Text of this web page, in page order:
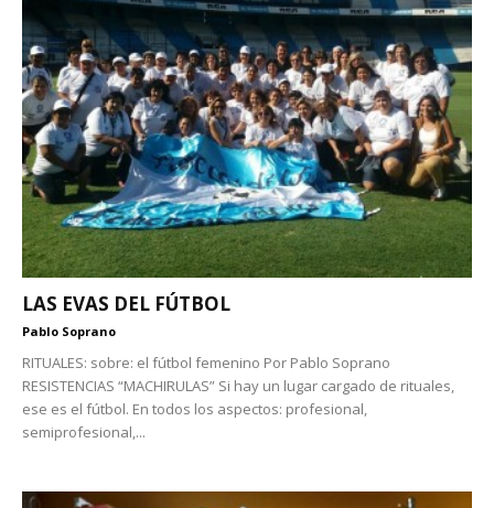
LAS EVAS DEL FÚTBOL
Pablo Soprano
RITUALES: sobre: el fútbol femenino Por Pablo Soprano
RESISTENCIAS “MACHIRULAS” Si hay un lugar cargado de rituales,
ese es el fútbol. En todos los aspectos: profesional,
semiprofesional,...